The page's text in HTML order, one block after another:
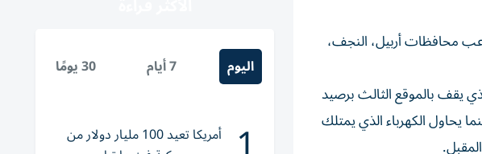
نجوم العراق لكرة القدم بإقامة 5 مباريات على ملاعب محافظات أربيل، النجف،
يقف بالموقع الثالث برصيد
يحاول الكهرباء الذي يمتلك
اليوم 7 أيام 30 يومًا
أمريكا تعيد 100 مليار دولار من